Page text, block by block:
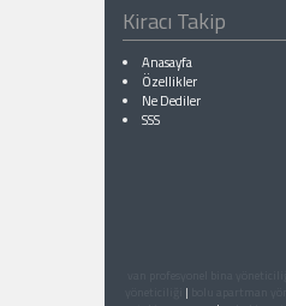
Kiracı Takip
Anasayfa
Özellikler
Ne Dediler
SSS
|